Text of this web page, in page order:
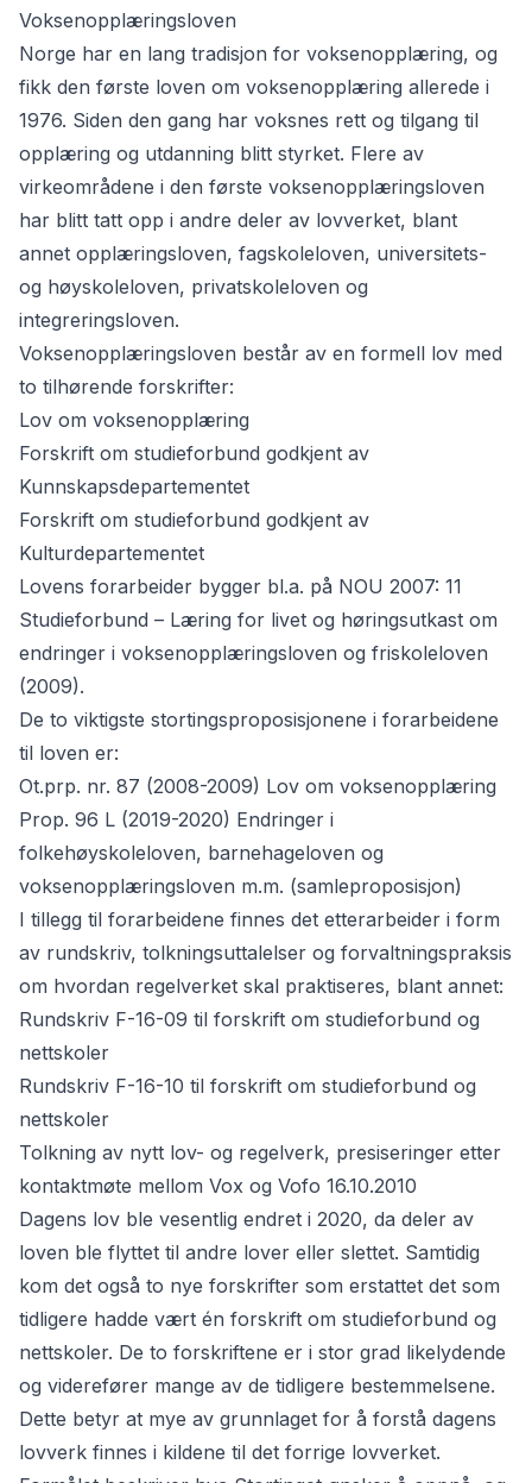
Voksenopplæringsloven
Norge har en lang tradisjon for voksenopplæring, og
fikk den første loven om voksenopplæring allerede i
1976. Siden den gang har voksnes rett og tilgang til
opplæring og utdanning blitt styrket. Flere av
virkeområdene i den første voksenopplæringsloven
har blitt tatt opp i andre deler av lovverket, blant
annet opplæringsloven, fagskoleloven, universitets-
og høyskoleloven, privatskoleloven og
integreringsloven.
Voksenopplæringsloven består av en formell lov med
to tilhørende forskrifter:
Lov om voksenopplæring
Forskrift om studieforbund godkjent av
Kunnskapsdepartementet
Forskrift om studieforbund godkjent av
Kulturdepartementet
Lovens forarbeider bygger bl.a. på NOU 2007: 11
Studieforbund – Læring for livet og høringsutkast om
endringer i voksenopplæringsloven og friskoleloven
(2009).
De to viktigste stortingsproposisjonene i forarbeidene
til loven er:
Ot.prp. nr. 87 (2008-2009) Lov om voksenopplæring
Prop. 96 L (2019-2020) Endringer i
folkehøyskoleloven, barnehageloven og
voksenopplæringsloven m.m. (samleproposisjon)
I tillegg til forarbeidene finnes det etterarbeider i form
av rundskriv, tolkningsuttalelser og forvaltningspraksis
om hvordan regelverket skal praktiseres, blant annet:
Rundskriv F-16-09 til forskrift om studieforbund og
nettskoler
Rundskriv F-16-10 til forskrift om studieforbund og
nettskoler
Tolkning av nytt lov- og regelverk, presiseringer etter
kontaktmøte mellom Vox og Vofo 16.10.2010
Dagens lov ble vesentlig endret i 2020, da deler av
loven ble flyttet til andre lover eller slettet. Samtidig
kom det også to nye forskrifter som erstattet det som
tidligere hadde vært én forskrift om studieforbund og
nettskoler. De to forskriftene er i stor grad likelydende
og viderefører mange av de tidligere bestemmelsene.
Dette betyr at mye av grunnlaget for å forstå dagens
lovverk finnes i kildene til det forrige lovverket.